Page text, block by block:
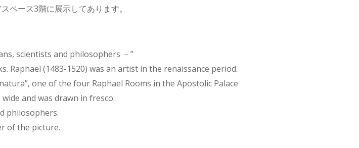
ペース3階に展示してあります。
scientists and philosophers －”
Raphael (1483-1520) was an artist in the renaissance period.
one of the four Raphael Rooms in the Apostolic Palace
and was drawn in fresco.
philosophers.
of the picture.